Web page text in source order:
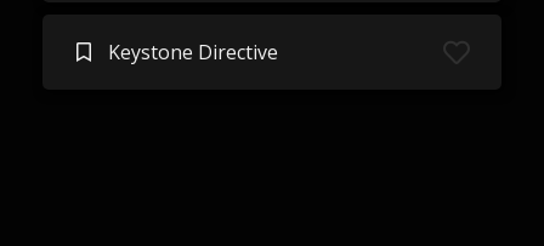
Keystone Directive